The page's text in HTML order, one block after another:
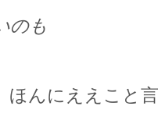
のも
んにええこと